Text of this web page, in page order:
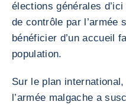
élections générales
de contrôle par l’armée
bénéficier d’un accueil
population.
Sur le plan
l’armée malgache a